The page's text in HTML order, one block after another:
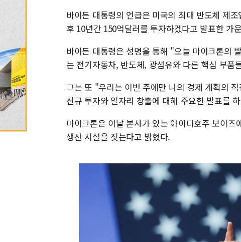
바이든 대통령의 언급은 미국의 최대 반도체 제
후 10년간 150억달러를 투자하겠다고 발표한 가
바이든 대통령은 성명을 통해 "오늘 마이크론의
는 전기자동차, 반도체, 광섬유와 다른 핵심 부
그는 또 "우리는 이번 주에만 나의 경제 계획의
신규 투자와 일자리 창출에 대해 주요한 발표를
마이크론은 이날 본사가 있는 아이다호주 보이
생산 시설을 짓는다고 밝혔다.